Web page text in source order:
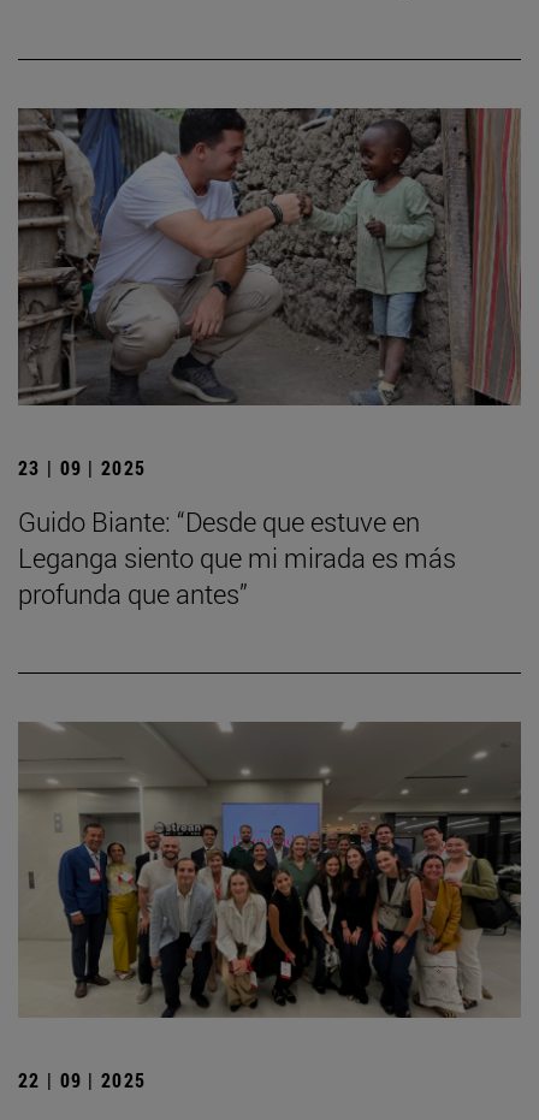
23 | 09 | 2025
Guido Biante: “Desde que estuve en
Leganga siento que mi mirada es más
profunda que antes”
22 | 09 | 2025